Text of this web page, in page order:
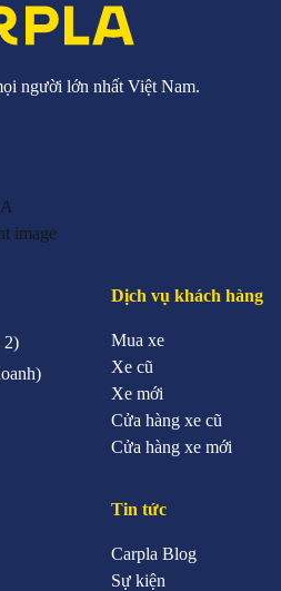
người lớn nhất Việt Nam.
2)
Dịch vụ khách hàng
Mua xe
Xe cũ
Xe mới
Cửa hàng xe cũ
Cửa hàng xe mới
Tin tức
Carpla Blog
Sự kiện